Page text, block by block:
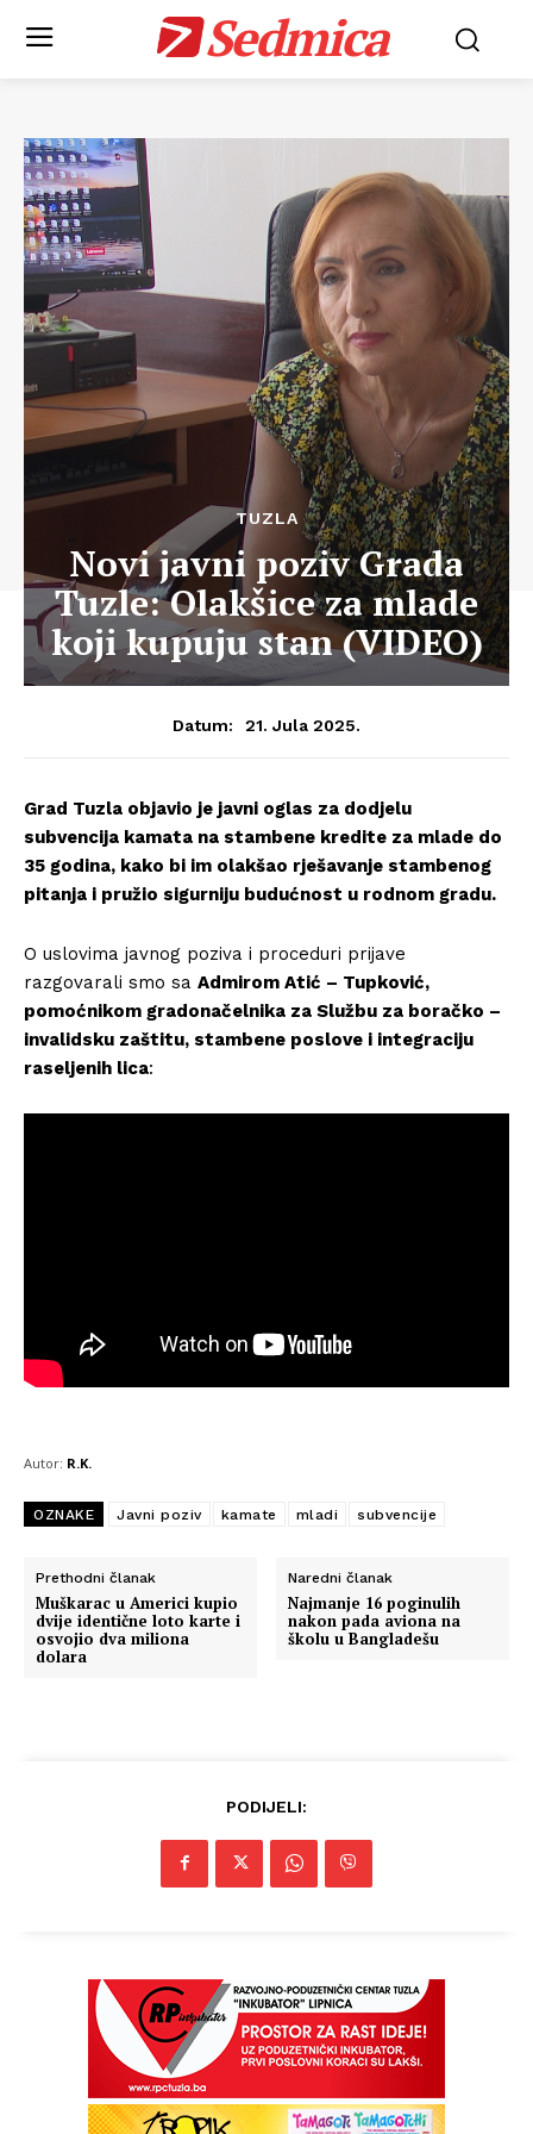
Sedmica
TUZLA
Novi javni poziv Grada
Tuzle: Olakšice za mlade
koji kupuju stan (VIDEO)
Datum: 21. Jula 2025.
Grad Tuzla objavio je javni oglas za dodjelu
subvencija kamata na stambene kredite za mlade do
35 godina, kako bi im olakšao rješavanje stambenog
pitanja i pružio sigurniju budućnost u rodnom gradu.
O uslovima javnog poziva i proceduri prijave
razgovarali smo sa Admirom Atić – Tupković,
pomoćnikom gradonačelnika za Službu za boračko –
invalidsku zaštitu, stambene poslove i integraciju
raseljenih lica:
Autor: R.K.
OZNAKE Javni poziv kamate mladi subvencije
Prethodni članak
Muškarac u Americi kupio
dvije identične loto karte i
osvojio dva miliona
dolara
Naredni članak
Najmanje 16 poginulih
nakon pada aviona na
školu u Bangladešu
PODIJELI: